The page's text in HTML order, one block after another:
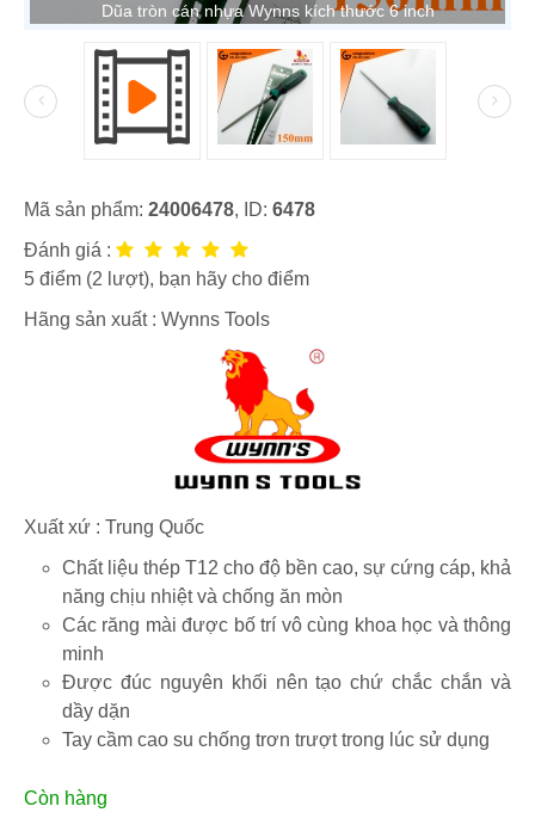
Dũa tròn cán nhựa Wynns kích thước 6 inch
Mã sản phẩm: 24006478, ID: 6478
Đánh giá :
5 điểm (2 lượt), bạn hãy cho điểm
Hãng sản xuất : Wynns Tools
Xuất xứ : Trung Quốc
Chất liệu thép T12 cho độ bền cao, sự cứng cáp, khả
năng chịu nhiệt và chống ăn mòn
Các răng mài được bố trí vô cùng khoa học và thông
minh
Được đúc nguyên khối nên tạo chứ chắc chắn và
dầy dặn
Tay cầm cao su chống trơn trượt trong lúc sử dụng
Còn hàng